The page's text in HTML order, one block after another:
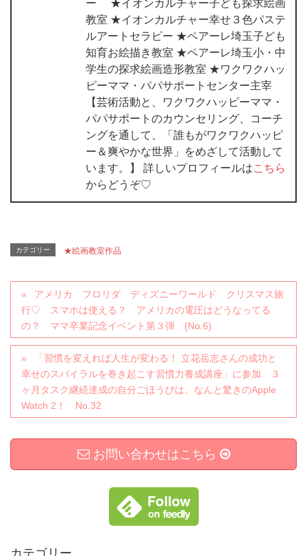
ー ★イオンカルチャー子ども探求絵画
教室 ★イオンカルチャー幸せ３色パステ
ルアートセラピー ★ペアーレ埼玉子ども
知育お絵描き教室 ★ペアーレ埼玉小・中
学生の探求絵画造形教室 ★ワクワクハッ
ピーママ・パパサポートセンター主宰
【芸術活動と、ワクワクハッピーママ・
パパサポートのカウンセリング、コーチ
ングを通して、「誰もがワクワクハッピ
ー＆爽やかな世界」をめざして活動して
います。】 詳しいプロフィールはこちら
からどうぞ♡
カテゴリー ★絵画教室作品
アメリカ フロリダ ディズニーワールド クリスマス旅
行♡ スマホは使える？ アメリカの電圧はどうなってる
の？ ママ卒業記念イベント第３弾 (No.6)
「習慣を変えれば人生が変わる！ 立花岳志さんの成功と
幸せのスパイラルを巻き起こす習慣力養成講座」に参加 ３
ヶ月タスク継続達成の自分ごほうびは、なんと驚きのApple
Watch 2！ No.32
お問い合わせはこちら
カテゴリー